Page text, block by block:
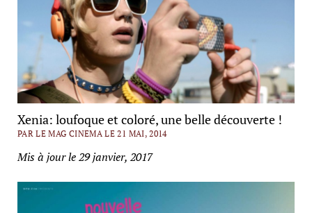
Xenia: loufoque et coloré, une belle découverte !
PAR LE MAG CINEMA LE 21 MAI, 2014
Mis à jour le 29 janvier, 2017